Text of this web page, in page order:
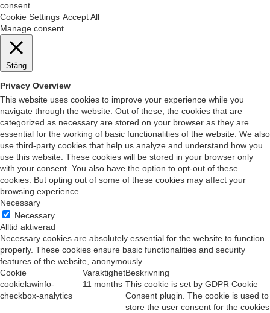
consent.
Cookie Settings Accept All
Manage consent
Stäng
Privacy Overview
This website uses cookies to improve your experience while you
navigate through the website. Out of these, the cookies that are
categorized as necessary are stored on your browser as they are
essential for the working of basic functionalities of the website. We also
use third-party cookies that help us analyze and understand how you
use this website. These cookies will be stored in your browser only
with your consent. You also have the option to opt-out of these
cookies. But opting out of some of these cookies may affect your
browsing experience.
Necessary
Necessary
Alltid aktiverad
Necessary cookies are absolutely essential for the website to function
properly. These cookies ensure basic functionalities and security
features of the website, anonymously.
Cookie
VaraktighetBeskrivning
cookielawinfo-
checkbox-analytics
11 months This cookie is set by GDPR Cookie
Consent plugin. The cookie is used to
store the user consent for the cookies